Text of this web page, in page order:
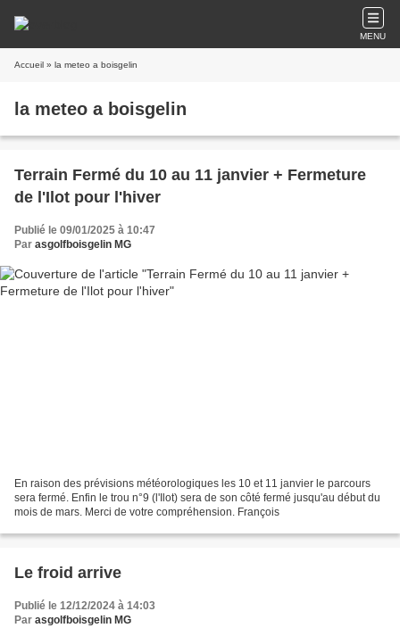
MENU
Accueil » la meteo a boisgelin
la meteo a boisgelin
Terrain Fermé du 10 au 11 janvier + Fermeture
de l'Ilot pour l'hiver
Publié le 09/01/2025 à 10:47
Par asgolfboisgelin MG
En raison des prévisions météorologiques les 10 et 11 janvier le parcours
sera fermé. Enfin le trou n°9 (l'Ilot) sera de son côté fermé jusqu'au début du
mois de mars. Merci de votre compréhension. François
Le froid arrive
Publié le 12/12/2024 à 14:03
Par asgolfboisgelin MG